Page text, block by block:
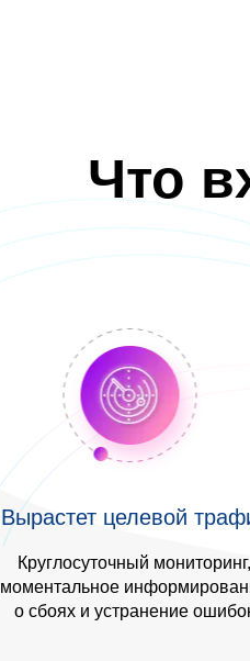
Что
Вырастет целевой
Круглосуточный мониторинг,
моментальное
о сбоях и устранение